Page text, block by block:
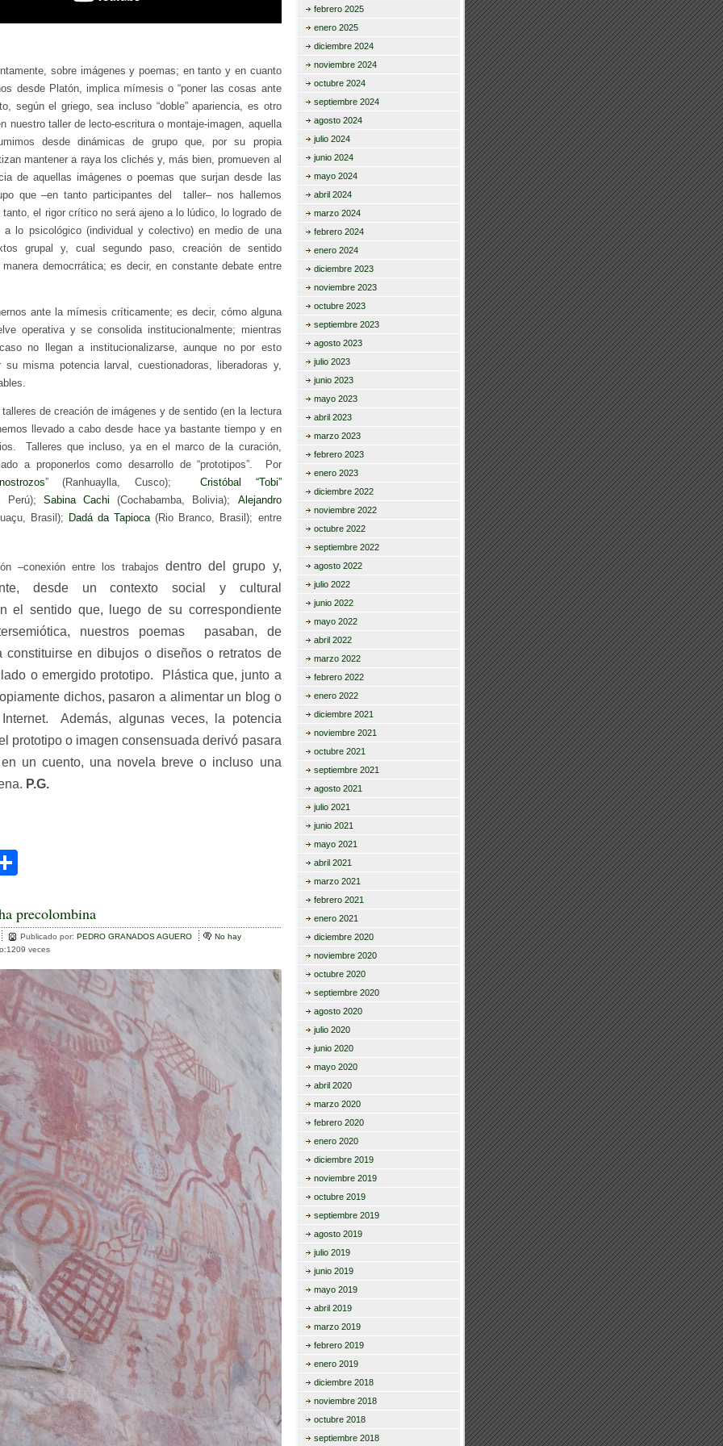
sobre imágenes y poemas; en tanto y en cuanto
desde Platón, implica mímesis o “poner las cosas ante
según el griego, sea incluso “doble” apariencia, es otro
nuestro taller de lecto-escritura o montaje-imagen, aquella
desde dinámicas de grupo que, por su propia
mantener a raya los clichés y, más bien, promueven al
de aquellas imágenes o poemas que surjan desde las
que –en tanto participantes del taller– nos hallemos
el rigor crítico no será ajeno a lo lúdico, lo logrado de
a lo psicológico (individual y colectivo) en medio de una
grupal y, cual segundo paso, creación de sentido
manera democrrática; es decir, en constante debate entre
ante la mímesis críticamente; es decir, cómo alguna
operativa y se consolida institucionalmente; mientras
no llegan a institucionalizarse, aunque no por esto
su misma potencia larval, cuestionadoras, liberadoras y,
de creación de imágenes y de sentido (en la lectura
llevado a cabo desde hace ya bastante tiempo y en
Talleres que incluso, ya en el marco de la curación,
a proponerlos como desarrollo de “prototipos”. Por
” (Ranhuaylla, Cusco); Cristóbal “Tobi”
Perú);Sabina Cachi (Cochabamba, Bolivia); Alejandro
Brasil); Dadá da Tapioca (Rio Branco, Brasil); entre
–conexión entre los trabajosdentro del grupo y,
desde un contexto social y cultural
el sentido que, luego de su correspondiente
nuestros poemas pasaban, de
constituirse en dibujos o diseños o retratos de
o emergido prototipo. Plástica que, junto a
dichos, pasaron a alimentar un blog o
Además, algunas veces, la potencia
prototipo o imagen consensuada derivó pasara
un cuento, una novela breve o incluso una
P.G.
m
p
ar
tir
precolombina
Publicado por: PEDRO GRANADOS AGUERO
No hay
veces
febrero 2025
enero 2025
diciembre 2024
noviembre 2024
octubre 2024
septiembre 2024
agosto 2024
julio 2024
junio 2024
mayo 2024
abril 2024
marzo 2024
febrero 2024
enero 2024
diciembre 2023
noviembre 2023
octubre 2023
septiembre 2023
agosto 2023
julio 2023
junio 2023
mayo 2023
abril 2023
marzo 2023
febrero 2023
enero 2023
diciembre 2022
noviembre 2022
octubre 2022
septiembre 2022
agosto 2022
julio 2022
junio 2022
mayo 2022
abril 2022
marzo 2022
febrero 2022
enero 2022
diciembre 2021
noviembre 2021
octubre 2021
septiembre 2021
agosto 2021
julio 2021
junio 2021
mayo 2021
abril 2021
marzo 2021
febrero 2021
enero 2021
diciembre 2020
noviembre 2020
octubre 2020
septiembre 2020
agosto 2020
julio 2020
junio 2020
mayo 2020
abril 2020
marzo 2020
febrero 2020
enero 2020
diciembre 2019
noviembre 2019
octubre 2019
septiembre 2019
agosto 2019
julio 2019
junio 2019
mayo 2019
abril 2019
marzo 2019
febrero 2019
enero 2019
diciembre 2018
noviembre 2018
octubre 2018
septiembre 2018